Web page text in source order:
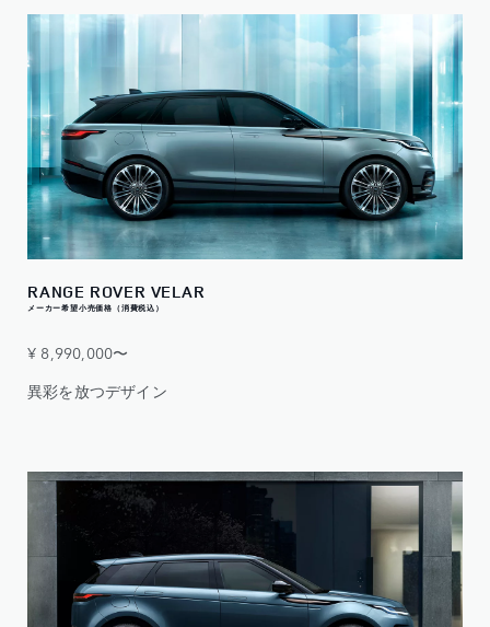
RANGE ROVER VELAR
メーカー希望小売価格（消費税込）
¥ 8,990,000〜
異彩を放つデザイン